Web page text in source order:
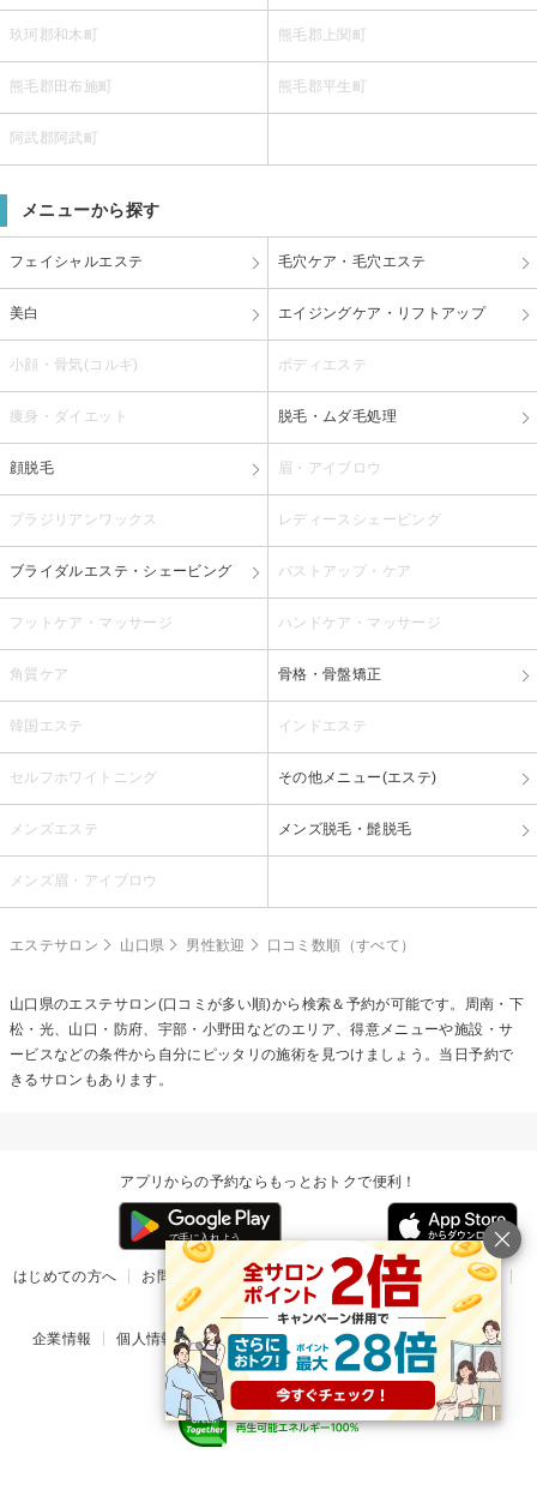
玖珂郡和木町 熊毛郡上関町
熊毛郡田布施町 熊毛郡平生町
阿武郡阿武町
メニューから探す
フェイシャルエステ 毛穴ケア・毛穴エステ
美白 エイジングケア・リフトアップ
小顔・骨気(コルギ) ボディエステ
痩身・ダイエット 脱毛・ムダ毛処理
顔脱毛 眉・アイブロウ
ブラジリアンワックス レディースシェービング
ブライダルエステ・シェービング バストアップ・ケア
フットケア・マッサージ ハンドケア・マッサージ
角質ケア 骨格・骨盤矯正
韓国エステ インドエステ
セルフホワイトニング その他メニュー(エステ)
メンズエステ メンズ脱毛・髭脱毛
メンズ眉・アイブロウ
エステサロン 山口県 男性歓迎 口コミ数順（すべて）
山口県のエステサロン(口コミが多い順)から検索＆予約が可能です。周南・下
松・光、山口・防府、宇部・小野田などのエリア、得意メニューや施設・サ
ービスなどの条件から自分にピッタリの施術を見つけましょう。当日予約で
きるサロンもあります。
アプリからの予約ならもっとおトクで便利！
はじめての方へ お問い合わせ ヘルプ リリース情報
利用規約
掲載ご希望のサロン様
企業情報 個人情報保護方針 楽天のサービス一覧 アプリ一覧
© Rakuten Group, Inc.